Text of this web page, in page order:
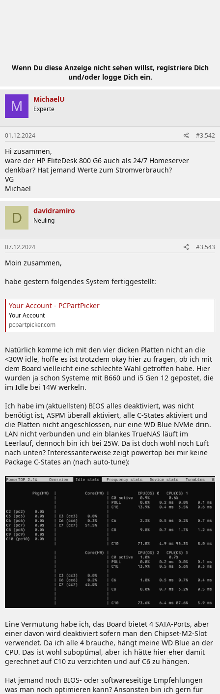
Wenn Du diese Anzeige nicht sehen willst, registriere Dich
und/oder logge Dich ein.
M MichaelU
Experte
01.12.2024 #3.542
Hi zusammen,
wäre der HP EliteDesk 800 G6 auch als 24/7 Homeserver
denkbar? Hat jemand Werte zum Stromverbrauch?
VG
Michael
D davidramiro
Neuling
07.12.2024 #3.543
Moin zusammen,
habe gestern folgendes System fertiggestellt:
Your Account - PCPartPicker
Your Account
pcpartpicker.com
Natürlich komme ich mit den vier dicken Platten nicht an die
<30W idle, hoffe es ist trotzdem okay hier zu fragen, ob ich mit
dem Board vielleicht eine schlechte Wahl getroffen habe. Hier
wurden ja schon Systeme mit B660 und i5 Gen 12 gepostet, die
im Idle bei 14W werkeln.
Ich habe im (aktuellsten) BIOS alles deaktiviert, was nicht
benötigt ist, ASPM überall aktiviert, alle C-States aktiviert und
die Platten nicht angeschlossen, nur eine WD Blue NVMe drin.
LAN nicht verbunden und ein blankes TrueNAS läuft im
Leerlauf, dennoch bin ich bei 25W. Da ist doch wohl noch Luft
nach unten? Interessanterweise zeigt powertop bei mir keine
Package C-States an (nach auto-tune):
Eine Vermutung habe ich, das Board bietet 4 SATA-Ports, aber
einer davon wird deaktiviert sofern man den Chipset-M2-Slot
verwendet. Da ich alle 4 brauche, hängt meine WD Blue an der
CPU. Das ist wohl suboptimal, aber ich hätte hier eher damit
gerechnet auf C10 zu verzichten und auf C6 zu hängen.
Hat jemand noch BIOS- oder softwareseitige Empfehlungen
was man noch optimieren kann? Ansonsten bin ich gern für